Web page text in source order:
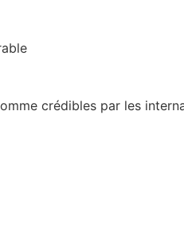
crédibles par les